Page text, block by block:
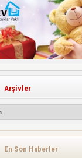
Arşivler
En Son Haberler